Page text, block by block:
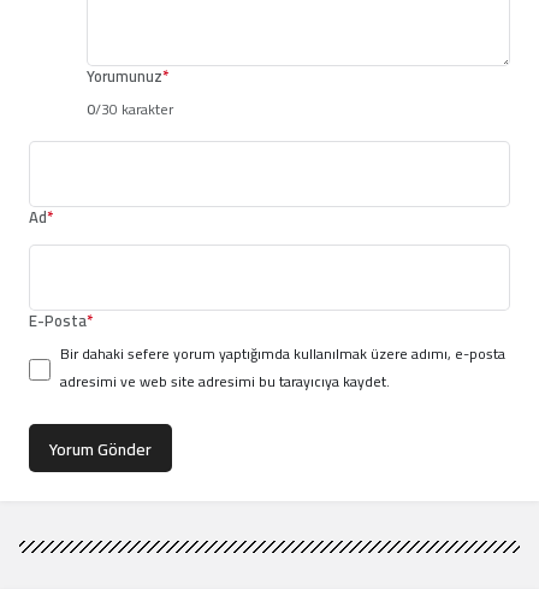
Yorumunuz*
0/30 karakter
Ad*
E-Posta*
Bir dahaki sefere yorum yaptığımda kullanılmak üzere adımı, e-posta
adresimi ve web site adresimi bu tarayıcıya kaydet.
Yorum Gönder